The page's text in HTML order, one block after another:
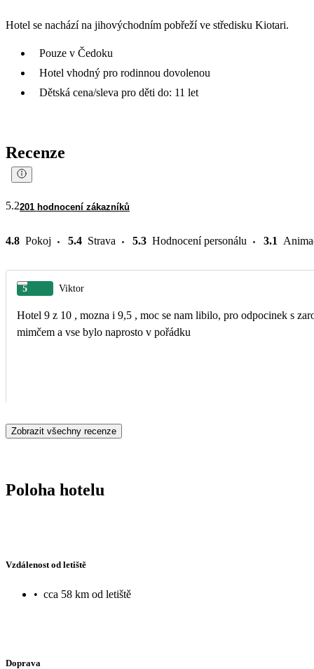
36 880
Hotel se nachází na jihovýchodním pobřeží ve středisku Kiotari.
Pouze v Čedoku
Hotel vhodný pro rodinnou dovolenou
Dětská cena/sleva pro děti do: 11 let
Recenze
5.2201 hodnocení zákazníků
4.8 Pokoj 5.4 Strava 5.3 Hodnocení personálu 3.1
5 Viktor
Hotel 9 z 10 , mozna i 9,5 , moc se nam libilo, pro odpocinek s
mimčem a vse bylo naprosto v pořádku
Zobrazit všechny recenze
Poloha hotelu
Vzdálenost od letiště
• cca 58 km od letiště
Doprava